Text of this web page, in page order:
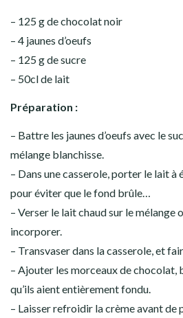
– 125 g de chocolat noir
– 4 jaunes d’oeufs
– 125 g de sucre
– 50cl de lait
Préparation :
– Battre les jaunes d’oeufs avec le
mélange blanchisse.
– Dans une casserole, porter le lait
pour éviter que le fond brûle…
– Verser le lait chaud sur le mélange
incorporer.
– Transvaser dans la casserole, et
– Ajouter les morceaux de chocolat,
qu’ils aient entièrement fondu.
– Laisser refroidir la crème avant